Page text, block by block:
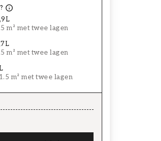
m² met twee lagen
m² met twee lagen
m² met twee lagen